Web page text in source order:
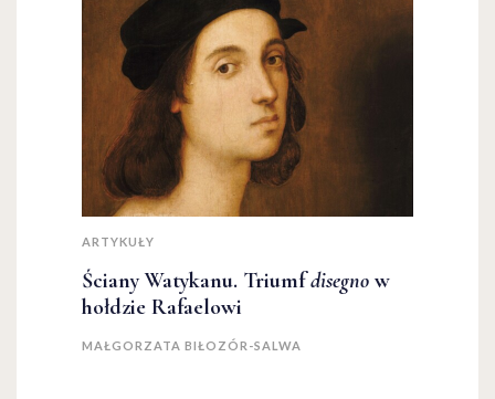
ARTYKUŁY
Ściany Watykanu. Triumfdisegno w
hołdzie Rafaelowi
MAŁGORZATA BIŁOZÓR-SALWA